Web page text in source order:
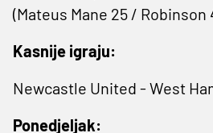
(Mateus Mane 25 / Robinson
Kasnije igraju:
Newcastle United - West
Ponedjeljak: